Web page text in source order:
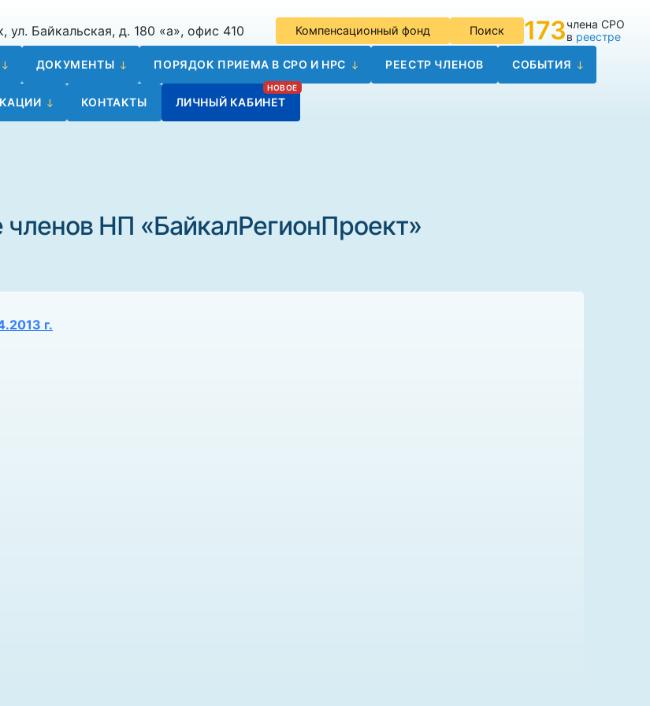
ул. Байкальская, д. 180 «а», офис 410 Компенсационный фонд Поиск 173члена СРО
в реестре
ДОКУМЕНТЫ ПОРЯДОК ПРИЕМА В СРО И НРС РЕЕСТР ЧЛЕНОВ СОБЫТИЯ
КОНТАКТЫ ЛИЧНЫЙ КАБИНЕТ
НП «БайкалРегионПроект»
г.